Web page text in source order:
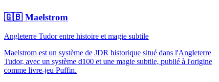
🇬🇧Maelstrom
Angleterre Tudor entre histoire et magie subtile
Maelstrom est un système de JDR historique situé dans l'Angleterre
Tudor, avec un système d100 et une magie subtile, publié à l'origine
comme livre-jeu Puffin.